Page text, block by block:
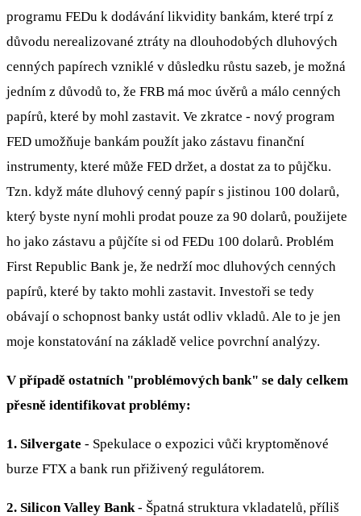
programu FEDu k dodávání likvidity bankám, které trpí z
důvodu nerealizované ztráty na dlouhodobých dluhových
cenných papírech vzniklé v důsledku růstu sazeb, je možná
jedním z důvodů to, že FRB má moc úvěrů a málo cenných
papírů, které by mohl zastavit. Ve zkratce - nový program
FED umožňuje bankám použít jako zástavu finanční
instrumenty, které může FED držet, a dostat za to půjčku.
Tzn. když máte dluhový cenný papír s jistinou 100 dolarů,
který byste nyní mohli prodat pouze za 90 dolarů, použijete
ho jako zástavu a půjčíte si od FEDu 100 dolarů. Problém
First Republic Bank je, že nedrží moc dluhových cenných
papírů, které by takto mohli zastavit. Investoři se tedy
obávají o schopnost banky ustát odliv vkladů. Ale to je jen
moje konstatování na základě velice povrchní analýzy.
V případě ostatních "problémových bank" se daly celkem
přesně identifikovat problémy:
1. Silvergate - Spekulace o expozici vůči kryptoměnové
burze FTX a bank run přiživený regulátorem.
2. Silicon Valley Bank- Špatná struktura vkladatelů, příliš